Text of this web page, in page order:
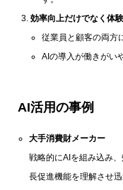
効率向上だけでなく体
従業員と顧客の両方
AIの導入が働きがい
AI活用の事例
大手消費財メーカー
戦略的にAIを組み込み
長促進機能を理解させ迅